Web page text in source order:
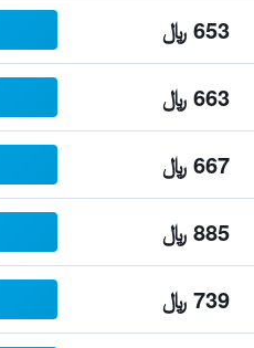
653 ﷼
663 ﷼
667 ﷼
885 ﷼
739 ﷼